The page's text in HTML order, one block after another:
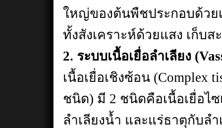
ใหญ่ของต้นพืชประกอบด้วย
ทั้งสังเคราะห์ด้วยแสง เก็บ
2. ระบบเนื้อเยื่อลำเลียง
เนื้อเยื่อเชิงซ้อน (Complex
ชนิด) มี 2 ชนิดคือเนื้อเยื่อไ
ลำเลียงน้ำ และแร่ธาตุกับล